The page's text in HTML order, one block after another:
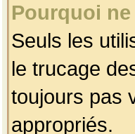
Pourquoi
Seuls les
le trucage
toujours pas
appropriés.